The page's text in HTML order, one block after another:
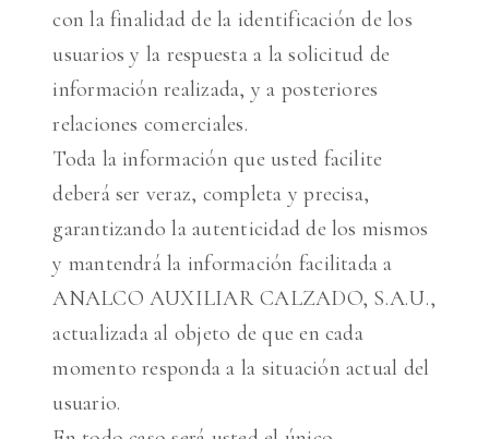
con la finalidad de la identificación de los
usuarios y la respuesta a la solicitud de
información realizada, y a posteriores
relaciones comerciales.
Toda la información que usted facilite
deberá ser veraz, completa y precisa,
garantizando la autenticidad de los mismos
y mantendrá la información facilitada a
ANALCO AUXILIAR CALZADO, S.A.U.,
actualizada al objeto de que en cada
momento responda a la situación actual del
usuario.